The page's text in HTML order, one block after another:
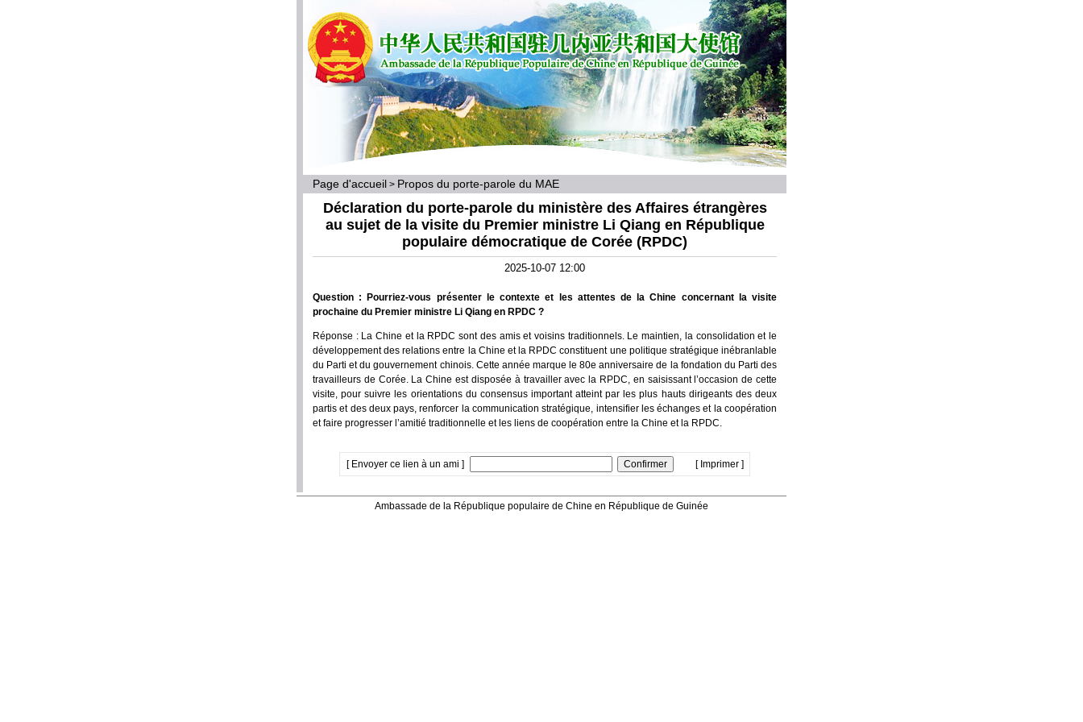
Page d'accueil > Propos du porte-parole du MAE
Déclaration du porte-parole du ministère des Affaires étrangères
au sujet de la visite du Premier ministre Li Qiang en République
populaire démocratique de Corée (RPDC)
2025-10-07 12:00
Question : Pourriez-vous présenter le contexte et les attentes de la Chine concernant la visite
prochaine du Premier ministre Li Qiang en RPDC ?
Réponse : La Chine et la RPDC sont des amis et voisins traditionnels. Le maintien, la consolidation et le
développement des relations entre la Chine et la RPDC constituent une politique stratégique inébranlable
du Parti et du gouvernement chinois. Cette année marque le 80e anniversaire de la fondation du Parti des
travailleurs de Corée. La Chine est disposée à travailler avec la RPDC, en saisissant l’occasion de cette
visite, pour suivre les orientations du consensus important atteint par les plus hauts dirigeants des deux
partis et des deux pays, renforcer la communication stratégique, intensifier les échanges et la coopération
et faire progresser l’amitié traditionnelle et les liens de coopération entre la Chine et la RPDC.
[ Envoyer ce lien à un ami ] [ Imprimer ]
Ambassade de la République populaire de Chine en République de Guinée